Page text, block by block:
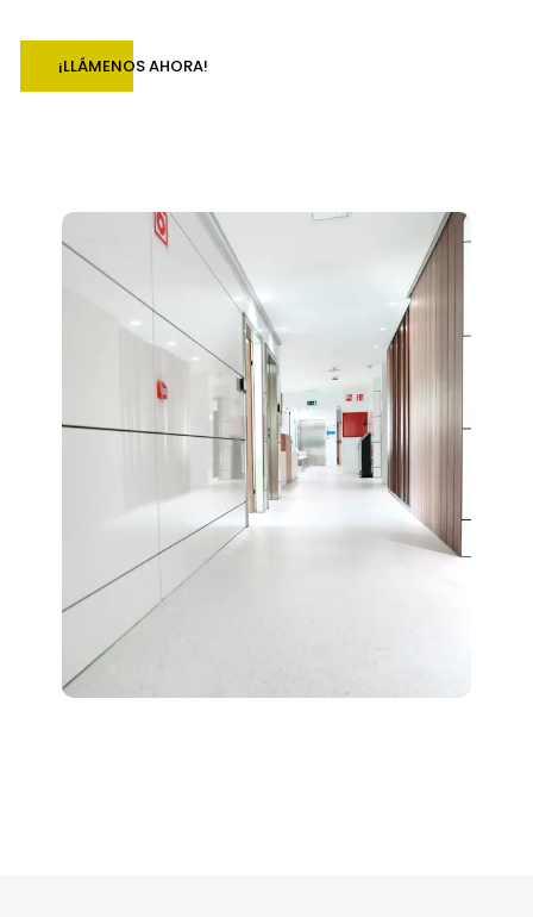
¡LLÁMENOS AHORA!